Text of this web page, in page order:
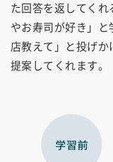
た回答を返してくれ
やお寿司が好き」
店教えて」と投げか
提案してくれます。